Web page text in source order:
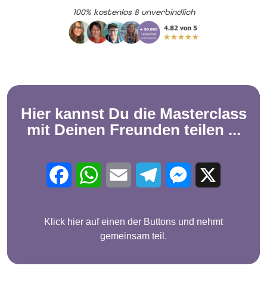
100% kostenlos & unverbindlich
Hier kannst Du die Masterclass
mit Deinen Freunden teilen ...
FacebookWhatsAppEmail TelegramMessenger
Klick hier auf einen der Buttons und nehmt
gemeinsam teil.